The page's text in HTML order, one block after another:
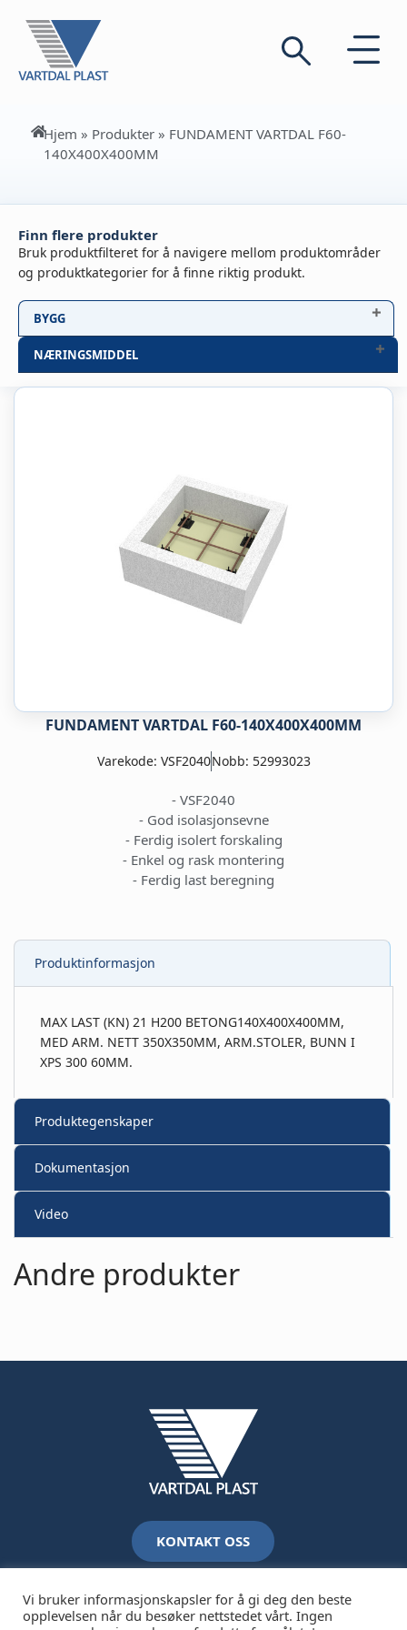
Hjem » Produkter » FUNDAMENT VARTDAL F60-
140X400X400MM
Finn flere produkter
Bruk produktfilteret for å navigere mellom produktområder
og produktkategorier for å finne riktig produkt.
BYGG
NÆRINGSMIDDEL
FUNDAMENT VARTDAL F60-140X400X400MM
Varekode: VSF2040Nobb: 52993023
- VSF2040
- God isolasjonsevne
- Ferdig isolert forskaling
- Enkel og rask montering
- Ferdig last beregning
Produktinformasjon
MAX LAST (KN) 21 H200 BETONG140X400X400MM,
MED ARM. NETT 350X350MM, ARM.STOLER, BUNN I
XPS 300 60MM.
Produktegenskaper
Dokumentasjon
Video
Andre produkter
KONTAKT OSS
Vi bruker informasjonskapsler for å gi deg den beste
opplevelsen når du besøker nettstedet vårt. Ingen